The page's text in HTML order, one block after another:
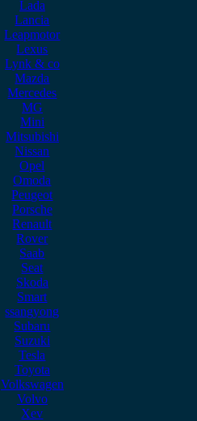
Lada
Lancia
Leapmotor
Lexus
Lynk & co
Mazda
Mercedes
MG
Mini
Mitsubishi
Nissan
Opel
Omoda
Peugeot
Porsche
Renault
Rover
Saab
Seat
Skoda
Smart
ssangyong
Subaru
Suzuki
Tesla
Toyota
Volkswagen
Volvo
Xev